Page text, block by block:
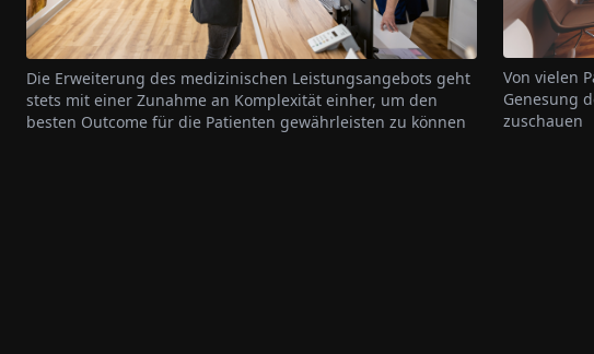
Die Erweiterung des medizinischen Leistungsangebots geht
stets mit einer Zunahme an Komplexität einher, um den
besten Outcome für die Patienten gewährleisten zu können
Von vielen
Genesung
zuschauen